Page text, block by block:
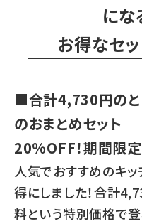
に
お得なセッ
■合計4,730円の
のおまとめセット
20%OFF！期間限定
人気でおすすめのキ
得にしました！合計
料という特別価格で